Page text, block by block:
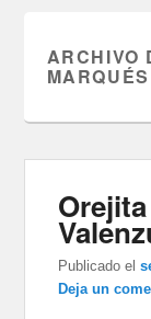
ARCHIVO
MARQUÉS
Publicado el
Deja un